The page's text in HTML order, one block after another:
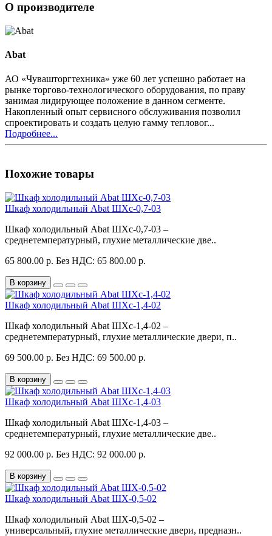
О производителе
Abat
АО «Чувашторгтехника» уже 60 лет успешно работает на
рынке торгово-технологического оборудования, по праву
занимая лидирующее положение в данном сегменте.
Накопленный опыт сервисного обслуживания позволил
спроектировать и создать целую гамму тепловог...
Подробнее...
Похожие товары
Шкаф холодильный Abat ШХс-0,7-03
Шкаф холодильный Abat ШХс-0,7-03 –
среднетемпературный, глухие металлические две..
65 800.00 р. Без НДС: 65 800.00 р.
В корзину
Шкаф холодильный Abat ШХс-1,4-02
Шкаф холодильный Abat ШХс-1,4-02 –
среднетемпературный, глухие металлические двери, п..
69 500.00 р. Без НДС: 69 500.00 р.
В корзину
Шкаф холодильный Abat ШХс-1,4-03
Шкаф холодильный Abat ШХс-1,4-03 –
среднетемпературный, глухие металлические две..
92 000.00 р. Без НДС: 92 000.00 р.
В корзину
Шкаф холодильный Abat ШХ-0,5-02
Шкаф холодильный Abat ШХ-0,5-02 –
универсальный, глухие металлические двери, предназн..